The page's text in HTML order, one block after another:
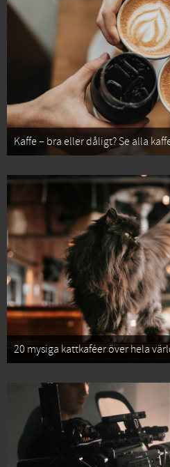
Kaffe – bra eller dåligt? Se alla
20 mysiga kattkaféer över hela